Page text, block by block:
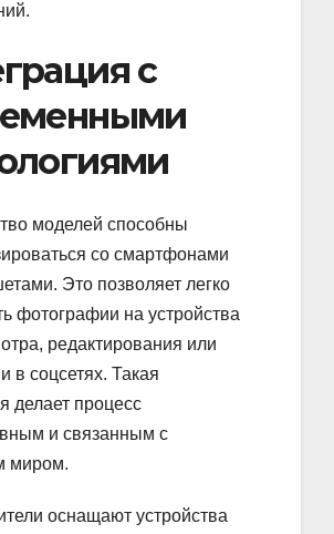
с
моделей способны
со смартфонами
Это позволяет легко
фотографии на устройства
редактирования или
в соцсетях. Такая
делает процесс
и связанным с
миром.
оснащают устройства